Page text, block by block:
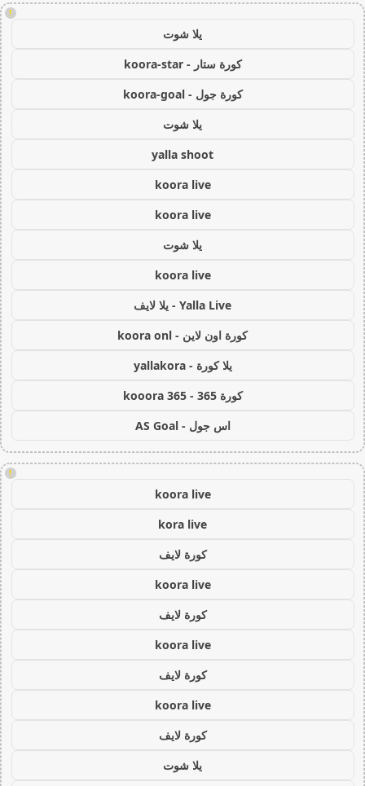
!
يلا شوت
كورة ستار - koora-star
كورة جول - koora-goal
يلا شوت
yalla shoot
koora live
koora live
يلا شوت
koora live
Yalla Live - يلا لايف
كورة اون لاين - koora onl
يلا كورة - yallakora
كورة 365 - kooora 365
اس جول - AS Goal
!
koora live
kora live
كورة لايف
koora live
كورة لايف
koora live
كورة لايف
koora live
كورة لايف
يلا شوت